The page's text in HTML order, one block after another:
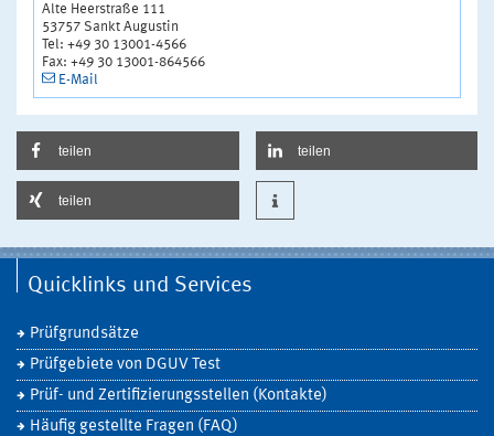
Alte Heerstraße 111
53757 Sankt Augustin
Tel: +49 30 13001-4566
Fax: +49 30 13001-864566
E-Mail
teilen teilen
teilen
Quicklinks und Services
Prüfgrundsätze
Prüfgebiete von DGUV Test
Prüf- und Zertifizierungsstellen (Kontakte)
Häufig gestellte Fragen (FAQ)